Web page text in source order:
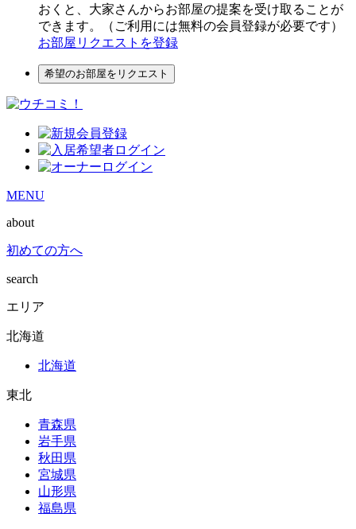
おくと、大家さんからお部屋の提案を受け取ることが
できます。（ご利用には無料の会員登録が必要です）
お部屋リクエストを登録
希望のお部屋をリクエスト
MENU
about
初めての方へ
search
エリア
北海道
北海道
東北
青森県
岩手県
秋田県
宮城県
山形県
福島県